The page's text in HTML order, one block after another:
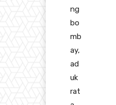
ng
bo
mb
ay,
ad
uk
rat